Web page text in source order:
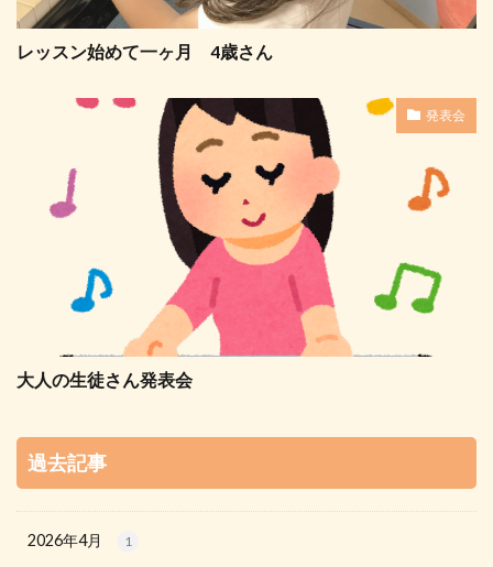
レッスン始めて一ヶ月 4歳さん
発表会
大人の生徒さん発表会
過去記事
2026年4月 1